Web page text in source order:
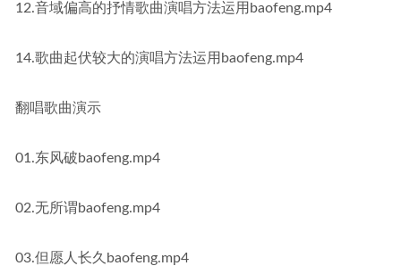
12.音域偏高的抒情歌曲演唱方法运用baofeng.mp4
14.歌曲起伏较大的演唱方法运用baofeng.mp4
翻唱歌曲演示
01.东风破baofeng.mp4
02.无所谓baofeng.mp4
03.但愿人长久baofeng.mp4